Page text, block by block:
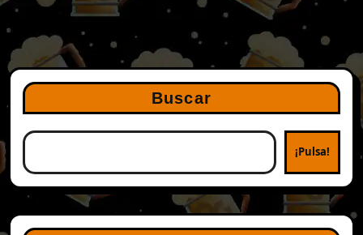
Buscar
¡Pulsa!